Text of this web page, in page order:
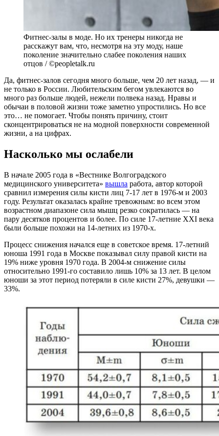
Фитнес-залы в моде. Но их тренеры никогда не
расскажут вам, что, несмотря на эту моду, наше
поколение значительно слабее поколения наших
отцов / ©peopletalk.ru
Да, фитнес-залов сегодня много больше, чем 20 лет назад, — и
не только в России. Любительским бегом увлекаются во
много раз больше людей, нежели полвека назад. Нравы и
обычаи в половой жизни тоже заметно упростились. Но все
это… не помогает. Чтобы понять причину, стоит
сконцентрироваться не на модной поверхности современной
жизни, а на цифрах.
Насколько мы ослабели
В начале 2005 года в «Вестнике Волгоградского
медицинского университета» вышла работа, автор которой
сравнил измерения силы кисти лиц 7-17 лет в 1976-м и 2003
году. Результат оказалась крайне тревожным: во всем этом
возрастном диапазоне сила мышц резко сократилась — на
пару десятков процентов и более. По силе 17-летние XXI века
были больше похожи на 14-летних из 1970-х.
Процесс снижения начался еще в советское время. 17-летний
юноша 1991 года в Москве показывал силу правой кисти на
19% ниже уровня 1970 года. В 2004-м снижение силы
относительно 1991-го составило лишь 10% за 13 лет. В целом
юноши за этот период потеряли в силе кисти 27%, девушки —
33%.